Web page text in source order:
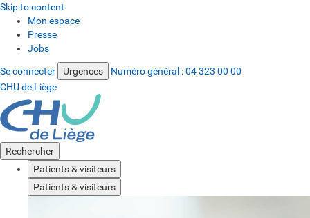
Skip to content
Mon espace
Presse
Jobs
Se connecter Urgences Numéro général :04 323 00 00
CHU de Liège
Rechercher
Patients & visiteurs
Patients & visiteurs